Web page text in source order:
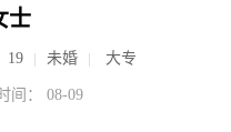
士
19 未婚 大专
间： 08-09